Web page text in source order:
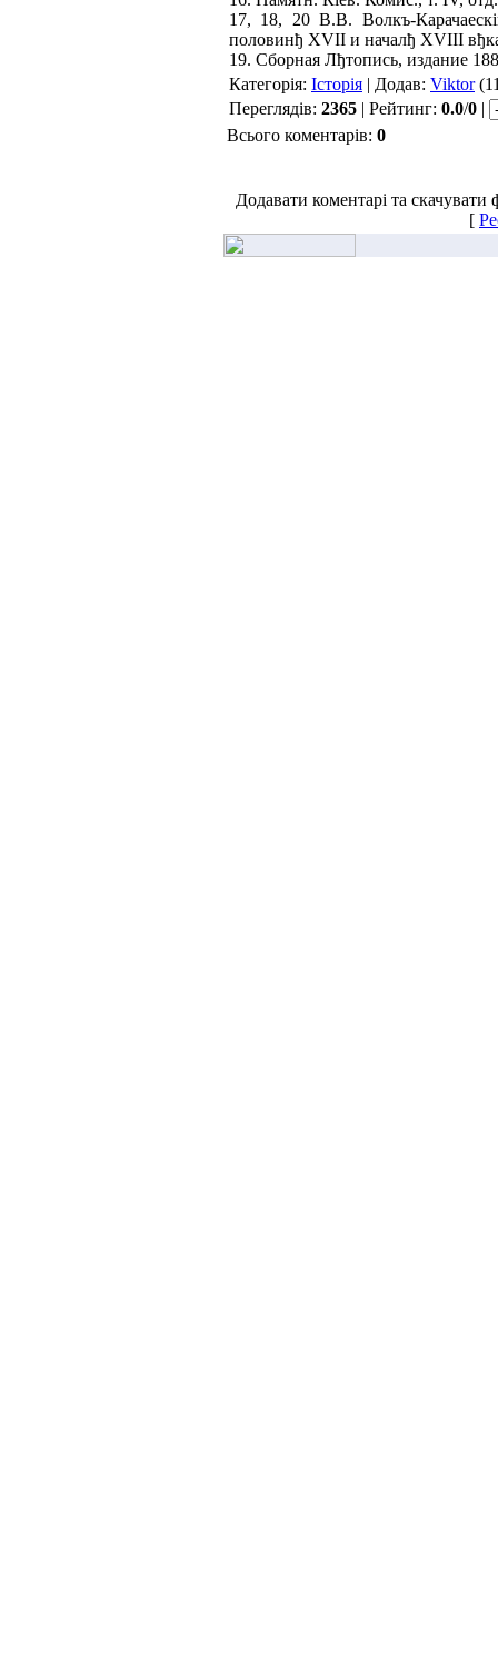
17, 18, 20 В.В. Волкъ-
половинђ XVII и началђ XVIII
19. Сборная Лђтопись, издание
Категорія: Історія | Додав: Viktor
Переглядів: 2365 | Рейтинг: 0.0/0 |
Всього коментарів: 0
Додавати коментарі та
[